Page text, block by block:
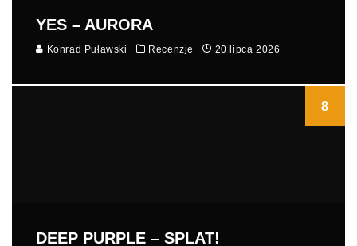
YES – AURORA
Konrad Puławski Recenzje 20 lipca 2026
8
DEEP PURPLE – SPLAT!